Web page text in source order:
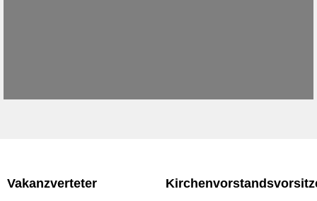
Vakanzverteter